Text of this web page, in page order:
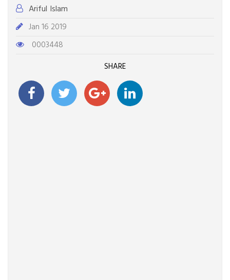
Ariful Islam
Jan 16 2019
0003448
SHARE